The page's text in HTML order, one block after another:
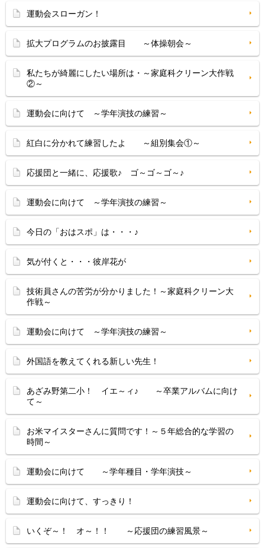
運動会スローガン！
拡大プログラムのお披露目 ～体操朝会～
私たちが綺麗にしたい場所は・～家庭科クリーン大作戦
②～
運動会に向けて ～学年演技の練習～
紅白に分かれて練習したよ ～組別集会①～
応援団と一緒に、応援歌♪ ゴ～ゴ～ゴ～♪
運動会に向けて ～学年演技の練習～
今日の「おはスポ」は・・・♪
気が付くと・・・彼岸花が
技術員さんの苦労が分かりました！～家庭科クリーン大
作戦～
運動会に向けて ～学年演技の練習～
外国語を教えてくれる新しい先生！
あざみ野第二小！ イエ～ィ♪ ～卒業アルバムに向け
て～
お米マイスターさんに質問です！～５年総合的な学習の
時間～
運動会に向けて ～学年種目・学年演技～
運動会に向けて、すっきり！
いくぞ～！ オ～！！ ～応援団の練習風景～